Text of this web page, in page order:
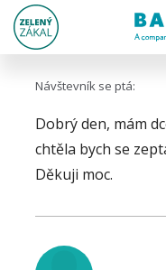
Návštevník se ptá:
Dobrý den, mám
chtěla bych se
Děkuji moc.